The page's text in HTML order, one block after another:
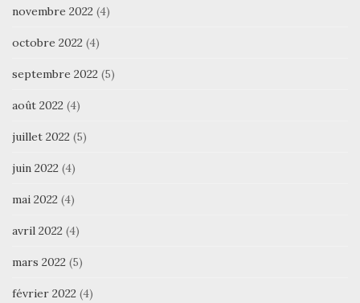
novembre 2022 (4)
octobre 2022 (4)
septembre 2022 (5)
août 2022 (4)
juillet 2022 (5)
juin 2022 (4)
mai 2022 (4)
avril 2022 (4)
mars 2022 (5)
février 2022 (4)